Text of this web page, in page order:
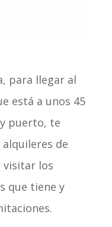
para llegar al
está a unos 45
puerto, te
de
visitar los
que tiene y